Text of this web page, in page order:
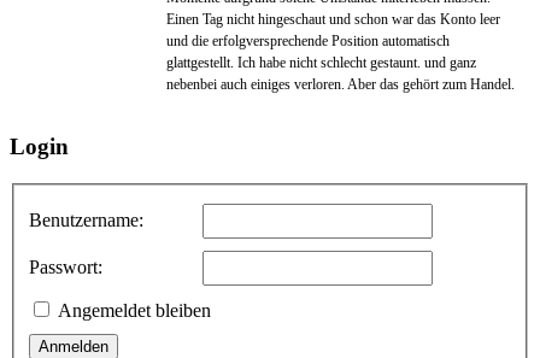
Einen Tag nicht hingeschaut und schon war das Konto leer
und die erfolgversprechende Position automatisch
glattgestellt. Ich habe nicht schlecht gestaunt. und ganz
nebenbei auch einiges verloren. Aber das gehört zum Handel.
Login
Benutzername:
Passwort:
Angemeldet bleiben
Anmelden